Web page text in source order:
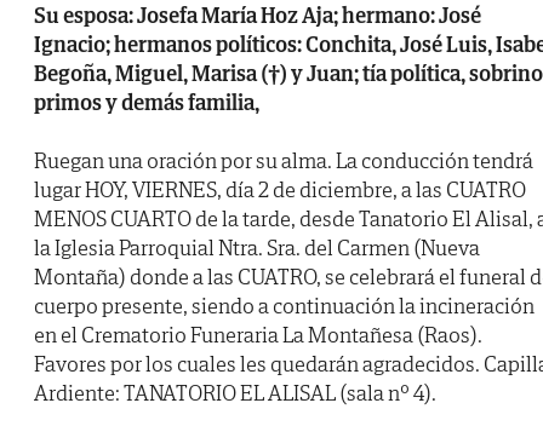
Su esposa: Josefa María Hoz Aja; hermano: José
Ignacio; hermanos políticos: Conchita, José Luis,
Begoña, Miguel, Marisa (†) y Juan; tía política,
primos y demás familia,
Ruegan una oración por su alma. La conducción tendrá
lugar HOY, VIERNES, día 2 de diciembre, a las CUATRO
MENOS CUARTO de la tarde, desde Tanatorio El Alisal,
la Iglesia Parroquial Ntra. Sra. del Carmen (Nueva
Montaña) donde a las CUATRO, se celebrará el funeral
cuerpo presente, siendo a continuación la incineración
en el Crematorio Funeraria La Montañesa (Raos).
Favores por los cuales les quedarán agradecidos.
Ardiente: TANATORIO EL ALISAL (sala nº 4).